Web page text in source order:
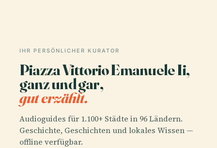
IHR PERSÖNLICHER KURATOR
Piazza Vittorio Emanuele Ii,
ganz und gar,
gut erzählt.
Audioguides für 1.100+ Städte in 96 Ländern.
Geschichte, Geschichten und lokales Wissen —
offline verfügbar.